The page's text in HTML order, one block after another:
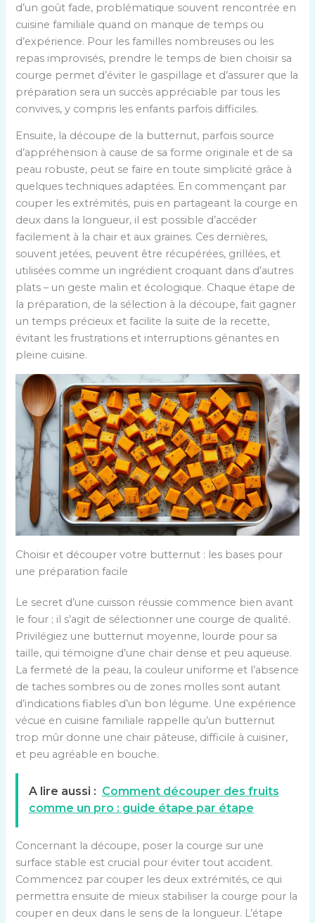
d’un goût fade, problématique souvent rencontrée en
cuisine familiale quand on manque de temps ou
d’expérience. Pour les familles nombreuses ou les
repas improvisés, prendre le temps de bien choisir sa
courge permet d’éviter le gaspillage et d’assurer que la
préparation sera un succès appréciable par tous les
convives, y compris les enfants parfois difficiles.
Ensuite, la découpe de la butternut, parfois source
d’appréhension à cause de sa forme originale et de sa
peau robuste, peut se faire en toute simplicité grâce à
quelques techniques adaptées. En commençant par
couper les extrémités, puis en partageant la courge en
deux dans la longueur, il est possible d’accéder
facilement à la chair et aux graines. Ces dernières,
souvent jetées, peuvent être récupérées, grillées, et
utilisées comme un ingrédient croquant dans d’autres
plats – un geste malin et écologique. Chaque étape de
la préparation, de la sélection à la découpe, fait gagner
un temps précieux et facilite la suite de la recette,
évitant les frustrations et interruptions gênantes en
pleine cuisine.
Choisir et découper votre butternut : les bases pour
une préparation facile
Le secret d’une cuisson réussie commence bien avant
le four ; il s’agit de sélectionner une courge de qualité.
Privilégiez une butternut moyenne, lourde pour sa
taille, qui témoigne d’une chair dense et peu aqueuse.
La fermeté de la peau, la couleur uniforme et l’absence
de taches sombres ou de zones molles sont autant
d’indications fiables d’un bon légume. Une expérience
vécue en cuisine familiale rappelle qu’un butternut
trop mûr donne une chair pâteuse, difficile à cuisiner,
et peu agréable en bouche.
A lire aussi : Comment découper des fruits
comme un pro : guide étape par étape
Concernant la découpe, poser la courge sur une
surface stable est crucial pour éviter tout accident.
Commencez par couper les deux extrémités, ce qui
permettra ensuite de mieux stabiliser la courge pour la
couper en deux dans le sens de la longueur. L’étape